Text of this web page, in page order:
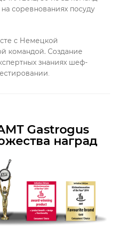
соревнованиях посуду
с Немецкой
командой. Создание
знаниях шеф-
Gastrogus
наград